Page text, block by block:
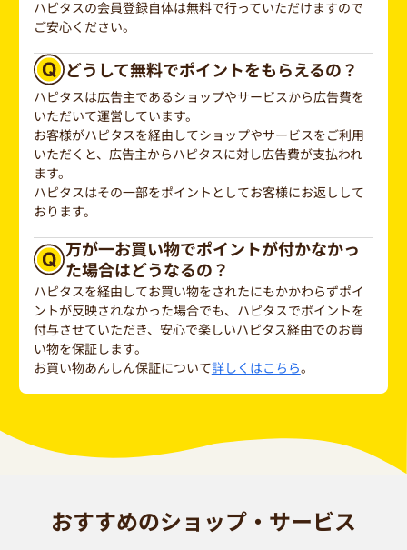
ハピタスの会員登録自体は無料で行っていただけますので
ご安心ください。
どうして無料でポイントをもらえるの？
ハピタスは広告主であるショップやサービスから広告費を
いただいて運営しています。
お客様がハピタスを経由してショップやサービスをご利用
いただくと、広告主からハピタスに対し広告費が支払われ
ます。
ハピタスはその一部をポイントとしてお客様にお返しして
おります。
万が一お買い物でポイントが付かなかっ
た場合はどうなるの？
ハピタスを経由してお買い物をされたにもかかわらずポイ
ントが反映されなかった場合でも、ハピタスでポイントを
付与させていただき、安心で楽しいハピタス経由でのお買
い物を保証します。
お買い物あんしん保証について詳しくはこちら。
おすすめのショップ・サービス